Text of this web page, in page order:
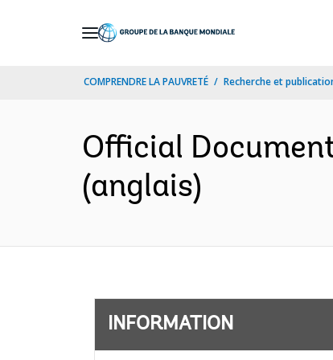
COMPRENDRE LA PAUVRETÉ Recherche et
Official
(anglais)
INFORMATION